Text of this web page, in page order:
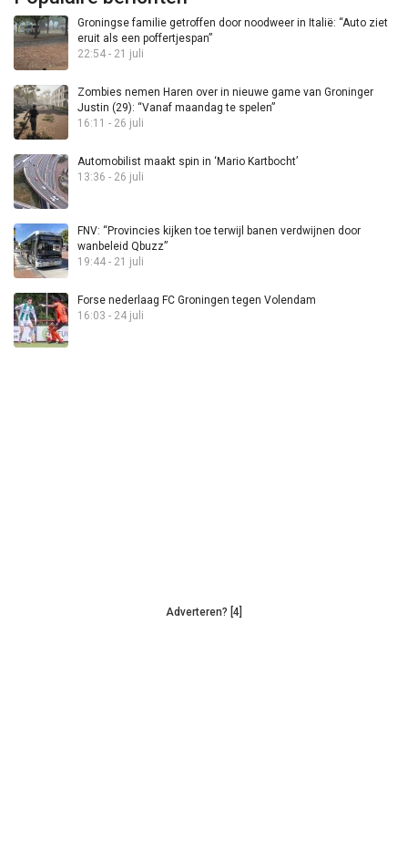
Groningse familie getroffen door noodweer in Italië: “Auto ziet
eruit als een poffertjespan”
22:54 - 21 juli
Zombies nemen Haren over in nieuwe game van Groninger
Justin (29): “Vanaf maandag te spelen”
16:11 - 26 juli
Automobilist maakt spin in ‘Mario Kartbocht’
13:36 - 26 juli
FNV: “Provincies kijken toe terwijl banen verdwijnen door
wanbeleid Qbuzz”
19:44 - 21 juli
Forse nederlaag FC Groningen tegen Volendam
16:03 - 24 juli
Adverteren? [4]